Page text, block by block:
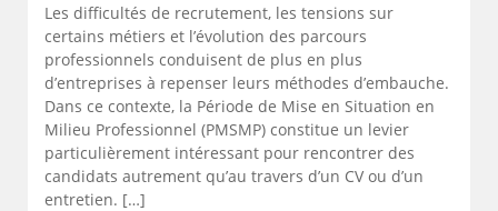
Les difficultés de recrutement, les tensions sur
certains métiers et l’évolution des parcours
professionnels conduisent de plus en plus
d’entreprises à repenser leurs méthodes d’embauche.
Dans ce contexte, la Période de Mise en Situation en
Milieu Professionnel (PMSMP) constitue un levier
particulièrement intéressant pour rencontrer des
candidats autrement qu’au travers d’un CV ou d’un
entretien. […]